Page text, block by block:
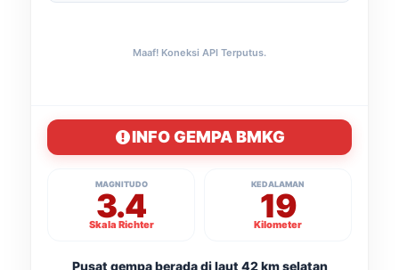
Maaf! Koneksi API Terputus.
INFO GEMPA BMKG
MAGNITUDO
3.4
Skala Richter
KEDALAMAN
19
Kilometer
Pusat gempa berada di laut 42 km selatan